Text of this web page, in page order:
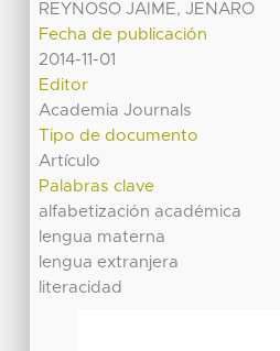
REYNOSO JAIME, JENARO
Fecha de publicación
2014-11-01
Editor
Academia Journals
Tipo de documento
Artículo
Palabras clave
alfabetización académica
lengua materna
lengua extranjera
literacidad